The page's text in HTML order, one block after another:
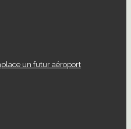
un futur aéroport